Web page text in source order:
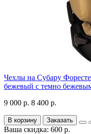
Чехлы на Субару
бежевый с темно
9 000 р. 8 400 р.
В корзину Заказать
Ваша скидка: 600 р.